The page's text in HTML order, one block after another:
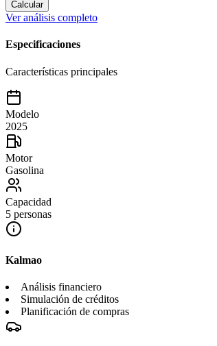
Calcular
Ver análisis completo
Especificaciones
Características principales
Modelo
2025
Motor
Gasolina
Capacidad
5 personas
Kalmao
Análisis financiero
Simulación de créditos
Planificación de compras